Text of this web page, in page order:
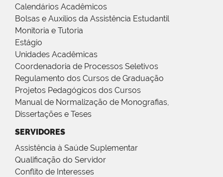
Calendários Acadêmicos
Bolsas e Auxílios da Assistência Estudantil
Monitoria e Tutoria
Estágio
Unidades Acadêmicas
Coordenadoria de Processos Seletivos
Regulamento dos Cursos de Graduação
Projetos Pedagógicos dos Cursos
Manual de Normalização de Monografias,
Dissertações e Teses
SERVIDORES
Assistência à Saúde Suplementar
Qualificação do Servidor
Conflito de Interesses